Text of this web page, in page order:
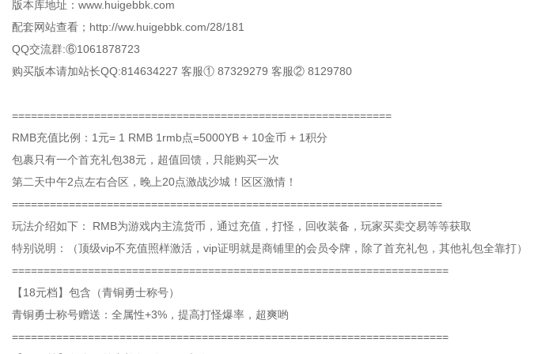
版本库地址：www.huigebbk.com
配套网站查看；http://ww.huigebbk.com/28/181
QQ交流群:⑥1061878723
购买版本请加站长QQ:814634227 客服① 87329279 客服② 8129780
============================================================
RMB充值比例：1元= 1 RMB 1rmb点=5000YB + 10金币 + 1积分
包裹只有一个首充礼包38元，超值回馈，只能购买一次
第二天中午2点左右合区，晚上20点激战沙城！区区激情！
====================================================================
玩法介绍如下： RMB为游戏内主流货币，通过充值，打怪，回收装备，玩家买卖交易等等获取
特别说明：（顶级vip不充值照样激活，vip证明就是商铺里的会员令牌，除了首充礼包，其他礼包全靠打）
=====================================================================
【18元档】包含（青铜勇士称号）
青铜勇士称号赠送：全属性+3%，提高打怪爆率，超爽哟
=====================================================================